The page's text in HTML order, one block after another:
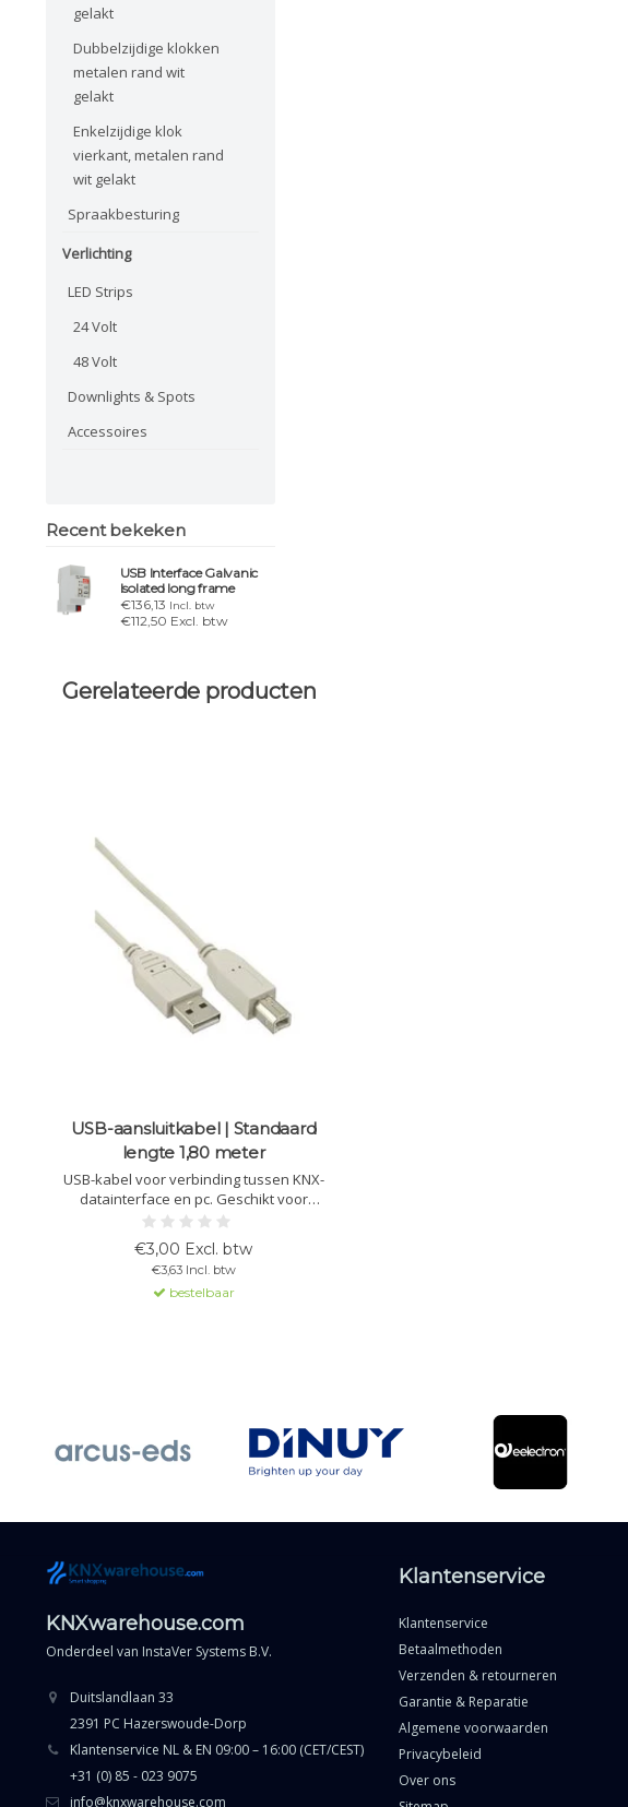
gelakt
Dubbelzijdige klokken
metalen rand wit
gelakt
Enkelzijdige klok
vierkant, metalen rand
wit gelakt
Spraakbesturing
Verlichting
LED Strips
24 Volt
48 Volt
Downlights & Spots
Accessoires
Recent bekeken
USB Interface Galvanic
Isolated long frame
€136,13 Incl. btw
€112,50 Excl. btw
Gerelateerde producten
USB-aansluitkabel | Standaard
lengte 1,80 meter
USB-kabel voor verbinding tussen KNX-
datainterface en pc. Geschikt voor
zowel inbouw als railmontage. Met A-B
stekkertype voor betrouwbare
gegevensoverdracht.
€3,00 Excl. btw
€3,63 Incl. btw
bestelbaar
KNXwarehouse.com
Onderdeel van InstaVer Systems B.V.
Duitslandlaan 33
2391 PC Hazerswoude-Dorp
Klantenservice NL & EN 09:00 – 16:00 (CET/CEST)
+31 (0) 85 - 023 9075
info@knxwarehouse.com
Klantenservice
Klantenservice
Betaalmethoden
Verzenden & retourneren
Garantie & Reparatie
Algemene voorwaarden
Privacybeleid
Over ons